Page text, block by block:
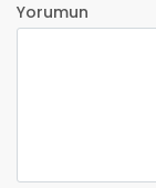
Yorumun